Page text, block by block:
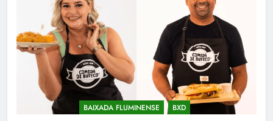
BAIXADA FLUMINENSE BXD